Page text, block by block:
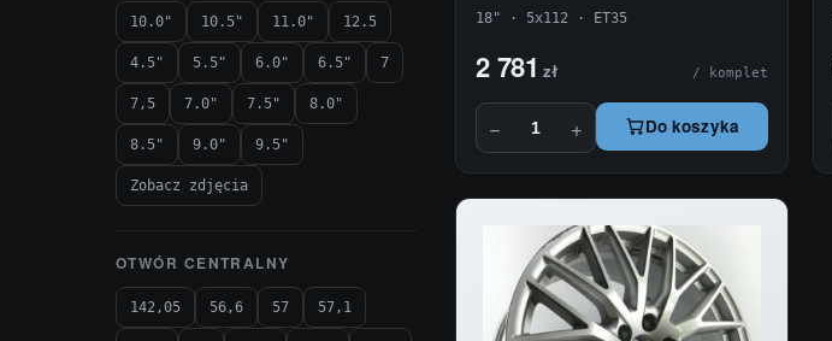
10.0" 10.5" 11.0" 12.5
4.5" 5.5" 6.0" 6.5" 7
7,5 7.0" 7.5" 8.0"
8.5" 9.0" 9.5"
Zobacz zdjęcia
OTWÓR CENTRALNY
142,05 56,6 57 57,1
18" · 5x112 · ET35
2 781 zł / komplet
− + Do koszyka